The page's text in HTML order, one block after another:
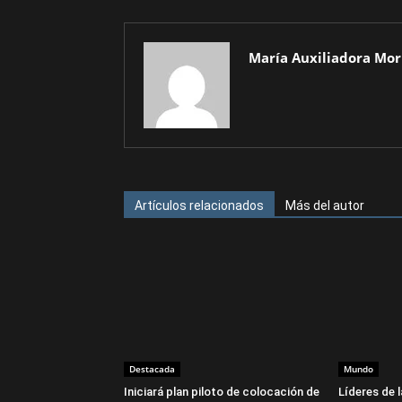
María Auxiliadora
Artículos relacionados Más del autor
Destacada
Iniciará plan piloto de colocación de
Mundo
Líderes de